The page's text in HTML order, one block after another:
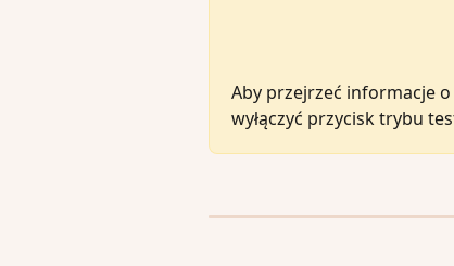
Aby przejrzeć informacje
wyłączyć przycisk trybu